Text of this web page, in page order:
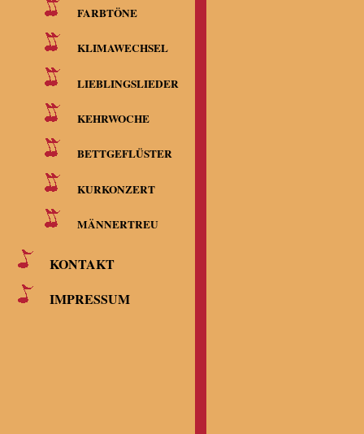
FARBTÖNE
KLIMAWECHSEL
LIEBLINGSLIEDER
KEHRWOCHE
BETTGEFLÜSTER
KURKONZERT
MÄNNERTREU
KONTAKT
IMPRESSUM